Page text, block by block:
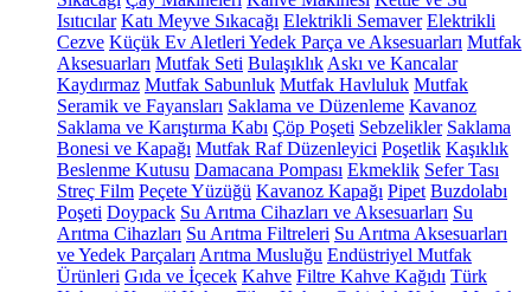
Isıtıcılar Katı Meyve Sıkacağı Elektrikli Semaver Elektrikli
Cezve Küçük Ev Aletleri Yedek Parça ve Aksesuarları Mutfak
Aksesuarları Mutfak Seti Bulaşıklık Askı ve Kancalar
Kaydırmaz Mutfak Sabunluk Mutfak Havluluk Mutfak
Seramik ve Fayansları Saklama ve Düzenleme Kavanoz
Saklama ve Karıştırma Kabı Çöp Poşeti Sebzelikler Saklama
Bonesi ve Kapağı Mutfak Raf Düzenleyici Poşetlik Kaşıklık
Beslenme Kutusu Damacana Pompası Ekmeklik Sefer Tası
Streç Film Peçete Yüzüğü Kavanoz Kapağı Pipet Buzdolabı
Poşeti Doypack Su Arıtma Cihazları ve Aksesuarları Su
Arıtma Cihazları Su Arıtma Filtreleri Su Arıtma Aksesuarları
ve Yedek Parçaları Arıtma Musluğu Endüstriyel Mutfak
Ürünleri Gıda ve İçecek Kahve Filtre Kahve Kağıdı Türk